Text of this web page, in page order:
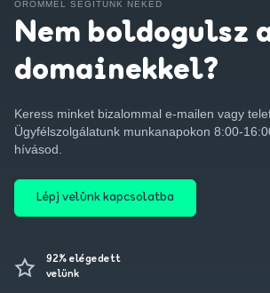
ÖRÖMMEL SEGÍTÜNK NEKED
Nem boldogulsz
domainekkel?
Keress minket bizalommal e-mailen vagy
Ügyfélszolgálatunk munkanapokon 8:00-
hívásod.
Lépj velünk kapcsolatba
92% elégedett
velünk